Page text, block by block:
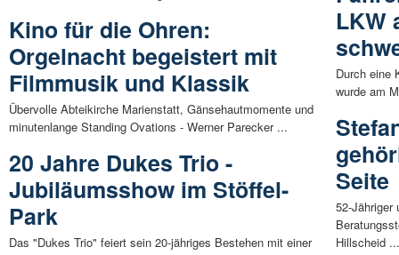
Kino für die Ohren:
Orgelnacht begeistert mit
Filmmusik und Klassik
Übervolle Abteikirche Marienstatt, Gänsehautmomente und
minutenlange Standing Ovations - Werner Parecker ...
20 Jahre Dukes Trio -
Jubiläumsshow im Stöffel-
Park
Das "Dukes Trio" feiert sein 20-jähriges Bestehen mit einer
LKW
Durch eine
wurde am
Seite
52-Jähriger
Hillscheid